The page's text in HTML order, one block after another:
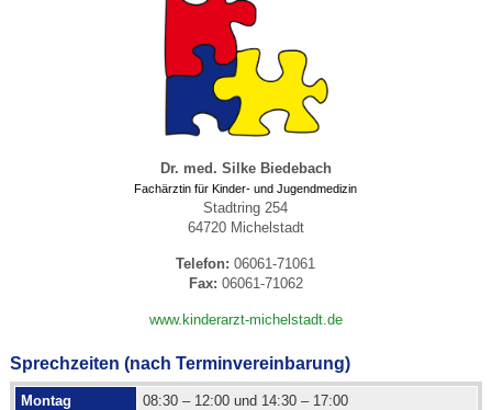
Dr. med. Silke Biedebach
Fachärztin für Kinder- und Jugendmedizin
Stadtring 254
64720 Michelstadt
Telefon: 06061-71061
Fax: 06061-71062
www.kinderarzt-michelstadt.de
Sprechzeiten (nach Terminvereinbarung)
Montag
08:30 – 12:00 und 14:30 – 17:00